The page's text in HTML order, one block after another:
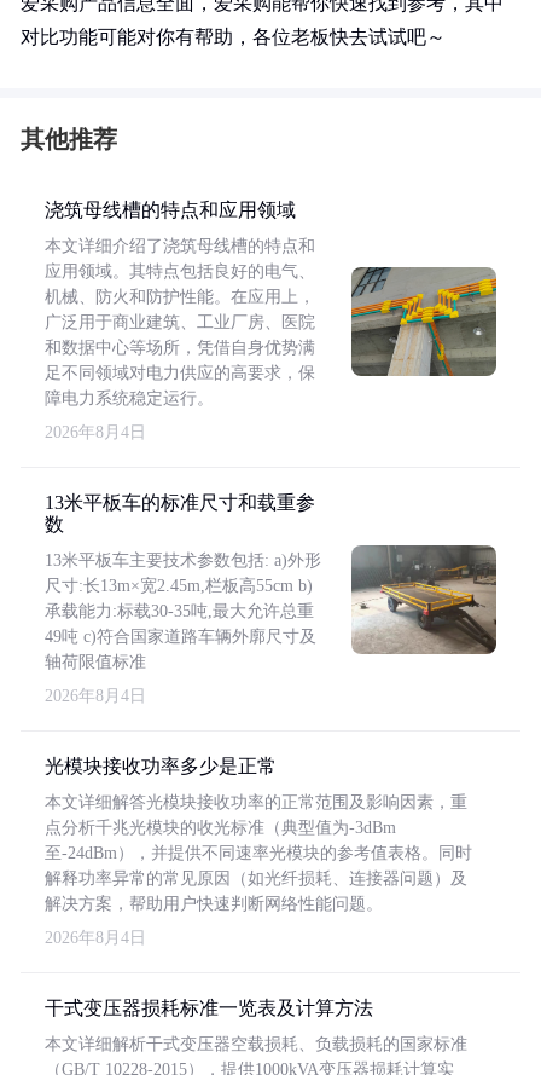
对比功能可能对你有帮助，各位老板快去试试吧～
其他推荐
浇筑母线槽的特点和应用领域
本文详细介绍了浇筑母线槽的特点和
应用领域。其特点包括良好的电气、
机械、防火和防护性能。在应用上，
广泛用于商业建筑、工业厂房、医院
和数据中心等场所，凭借自身优势满
足不同领域对电力供应的高要求，保
障电力系统稳定运行。
2026年8月4日
13米平板车的标准尺寸和载重参
数
13米平板车主要技术参数包括: a)外形
尺寸:长13m×宽2.45m,栏板高55cm b)
承载能力:标载30-35吨,最大允许总重
49吨 c)符合国家道路车辆外廓尺寸及
轴荷限值标准
2026年8月4日
光模块接收功率多少是正常
本文详细解答光模块接收功率的正常范围及影响因素，重
点分析千兆光模块的收光标准（典型值为-3dBm
至-24dBm），并提供不同速率光模块的参考值表格。同时
解释功率异常的常见原因（如光纤损耗、连接器问题）及
解决方案，帮助用户快速判断网络性能问题。
2026年8月4日
干式变压器损耗标准一览表及计算方法
本文详细解析干式变压器空载损耗、负载损耗的国家标准
（GB/T 10228-2015），提供1000kVA变压器损耗计算实